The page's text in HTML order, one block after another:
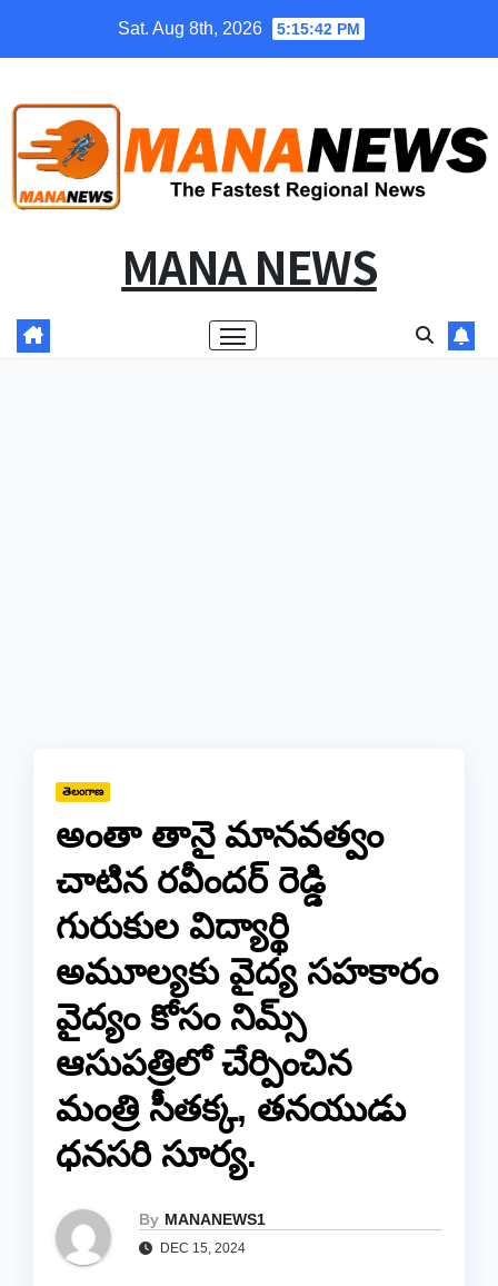
Sat. Aug 8th, 2026 5:15:43 PM
MANA NEWS
తెలంగాణ
అంతా తానై మానవత్వం
చాటిన రవీందర్ రెడ్డి
గురుకుల విద్యార్థి
అమూల్యకు వైద్య సహకారం
వైద్యం కోసం నిమ్స్
ఆసుపత్రిలో చేర్పించిన
మంత్రి సీతక్క, తనయుడు
ధనసరి సూర్య.
By MANANEWS1
DEC 15, 2024